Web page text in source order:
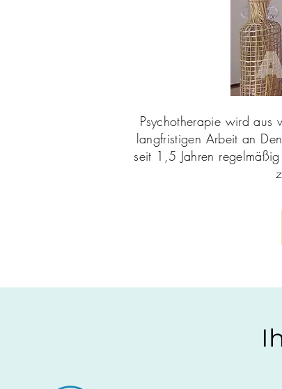
Psychotherapie wird aus
langfristigen Arbeit an
seit 1,5 Jahren